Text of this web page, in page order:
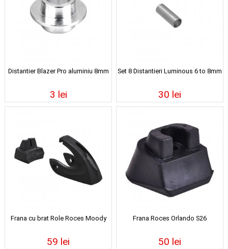
Distantier Blazer Pro aluminiu 8mm
3 lei
Set 8 Distantieri Luminous 6 to 8mm
30 lei
Frana cu brat Role Roces Moody
59 lei
Frana Roces Orlando S26
50 lei